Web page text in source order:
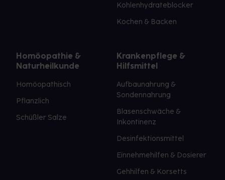
Kohlenhydrateblocker
Kochen & Backen
Homöopathie &
Naturheilkunde
Homöopathisch
Pflanzlich
Schüßler Salze
Krankenpflege &
Hilfsmittel
Aufbaunahrung &
Sondennahrung
Blasenschwäche &
Inkontinenz
Desinfektionsmittel
Einnehmehilfen & Dosierer
Gehhilfen & Korsetts